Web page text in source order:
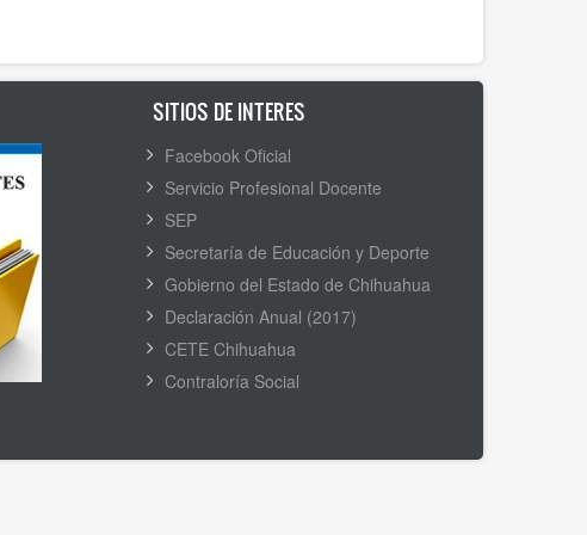
SITIOS DE INTERES
Facebook Oficial
Servicio Profesional Docente
SEP
Secretaría de Educación y Deporte
Gobierno del Estado de Chihuahua
Declaración Anual (2017)
CETE Chihuahua
Contraloría Social